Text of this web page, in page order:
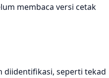
membaca versi cetak
diidentifikasi, seperti tekad